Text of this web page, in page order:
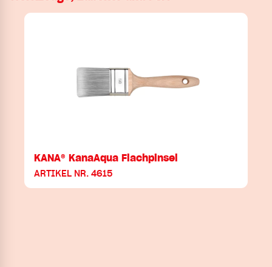
KANA® KanaAqua Flachpinsel
ARTIKEL NR. 4615